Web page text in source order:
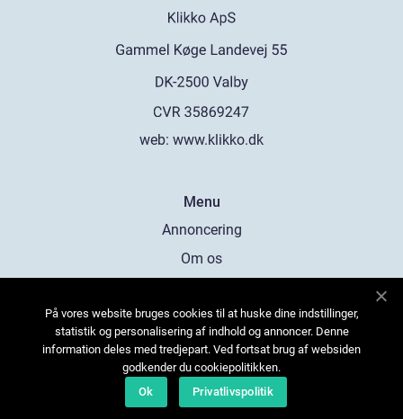
web: www.klikko.dk
Menu
Annoncering
Om os
Kontakt os
Sitemap
På vores website bruges cookies til at huske dine indstillinger,
statistik og personalisering af indhold og annoncer. Denne
information deles med tredjepart. Ved fortsat brug af websiden
godkender du cookiepolitikken.
Ok
Privatlivspolitik